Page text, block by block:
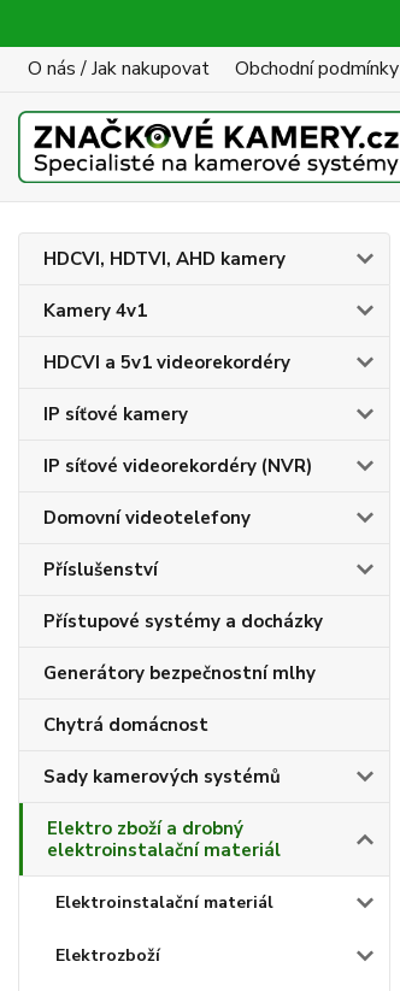
O nás / Jak nakupovat Obchodní podmínky
HDCVI, HDTVI, AHD kamery
Kamery 4v1
HDCVI a 5v1 videorekordéry
IP síťové kamery
IP síťové videorekordéry (NVR)
Domovní videotelefony
Příslušenství
Přístupové systémy a docházky
Generátory bezpečnostní mlhy
Chytrá domácnost
Sady kamerových systémů
Elektro zboží a drobný
elektroinstalační materiál
Elektroinstalační materiál
Elektrozboží